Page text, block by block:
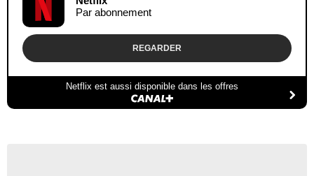
Par abonnement
REGARDER
Netflix est aussi disponible dans les offres